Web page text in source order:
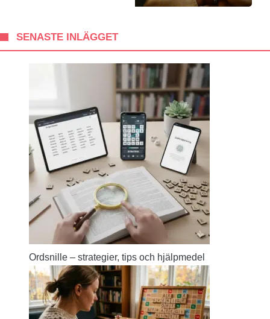
SENASTE INLÄGGET
Ordsnille – strategier, tips och hjälpmedel